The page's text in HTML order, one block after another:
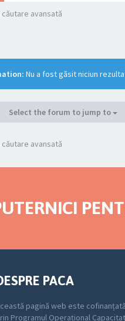
avansată
Nu a fost găsit niciun
Select the forum to jump to
avansată
PACA
pagină web este
Programul Operațional